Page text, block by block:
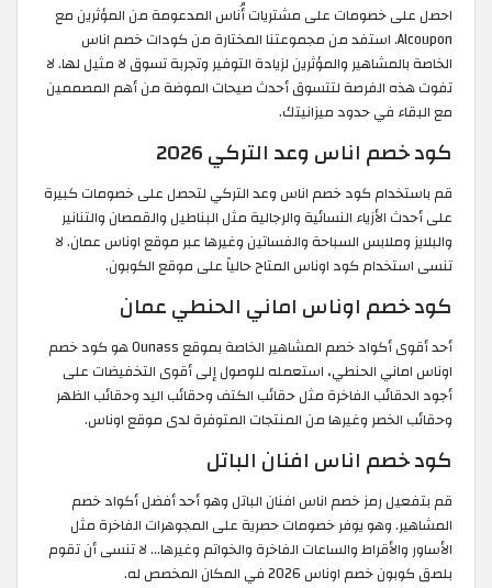
احصل على خصومات على مشتريات أُناس المدعومة من المؤثرين مع
Alcoupon. استفد من مجموعتنا المختارة من كودات خصم اناس
الخاصة بالمشاهير والمؤثرين لزيادة التوفير وتجربة تسوق لا مثيل لها. لا
تفوت هذه الفرصة لتتسوق أحدث صيحات الموضة من أهم المصممين
مع البقاء في حدود ميزانيتك.
كود خصم اناس وعد التركي 2026
قم باستخدام كود خصم اناس وعد التركي لتحصل على خصومات كبيرة
على أحدث الأزياء النسائية والرجالية مثل البناطيل والقمصان والتنانير
والبلايز وملابس السباحة والفساتين وغيرها عبر موقع اوناس عمان. لا
تنسى استخدام كود اوناس المتاح حالياً على موقع الكوبون.
كود خصم اوناس اماني الحنطي عمان
أحد أقوى أكواد خصم المشاهير الخاصة بموقع Ounass هو كود خصم
اوناس اماني الحنطي، استعمله للوصول إلى أقوى التخفيضات على
أجود الحقائب الفاخرة مثل حقائب الكتف وحقائب اليد وحقائب الظهر
وحقائب الخصر وغيرها من المنتجات المتوفرة لدى موقع اوناس.
كود خصم اناس افنان الباتل
قم بتفعيل رمز خصم اناس افنان الباتل وهو أحد أفضل أكواد خصم
المشاهير. وهو يوفر خصومات حصرية على المجوهرات الفاخرة مثل
الأساور والأقراط والساعات الفاخرة والخواتم وغيرها... لا تنسى أن تقوم
بلصق كوبون خصم اوناس 2026 في المكان المخصص له.